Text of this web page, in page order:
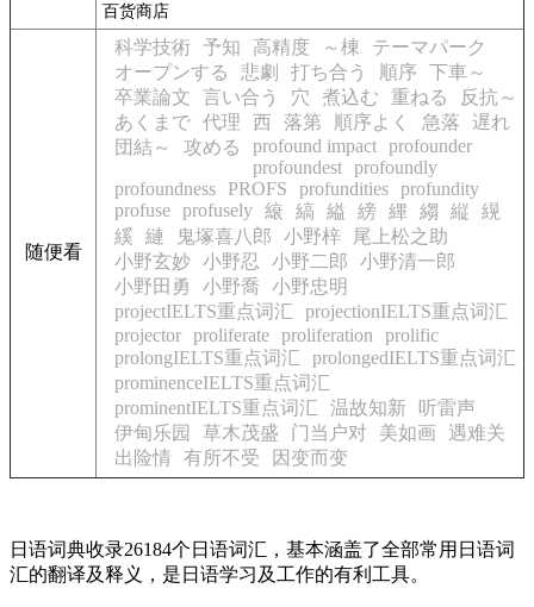
百货商店
随便看
科学技術 予知 高精度 ～棟
テーマパーク
オープンする
悲劇 打ち合う 順序 下車～
卒業論文
言い合う 穴 煮込む 重ねる
反抗～
あくまで 代理 西 落第 順序よく 急落
遅れ
団結～
攻める profound impact profounder
profoundest profoundly
profoundness
PROFS profundities profundity
profuse profusely 縗 縞 縊 縍 縪 縐 縦
縨
縘
縺 鬼塚喜八郎 小野梓
尾上松之助
小野玄妙 小野忍 小野二郎
小野清一郎
小野田勇
小野喬
小野忠明
projectIELTS重点词汇
projectionIELTS重点词汇
projector proliferate proliferation
prolific
prolongIELTS重点词汇
prolongedIELTS重点词汇
prominenceIELTS重点词汇
prominentIELTS重点词汇
温故知新
听雷声
伊甸乐园
草木茂盛 门当户对 美如画
遇难关
出险情
有所不受 因变而变
日语词典收录26184个日语词汇，基本涵盖了全部常用日语词
汇的翻译及释义，是日语学习及工作的有利工具。